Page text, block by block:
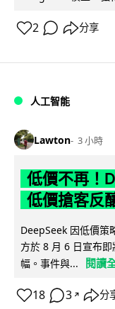
2 分享
人工智能
Lawton 3 小時
低價不再！
低價搶客反
DeepSeek 因低價策
方於 8 月 6 日宣布
幅。事件與...
閱讀
18 3 ↗ 分